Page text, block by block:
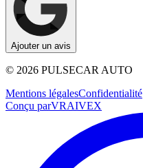
Ajouter un avis
© 2026 PULSECAR AUTO
Mentions légalesConfidentialité
Conçu parVRAIVEX